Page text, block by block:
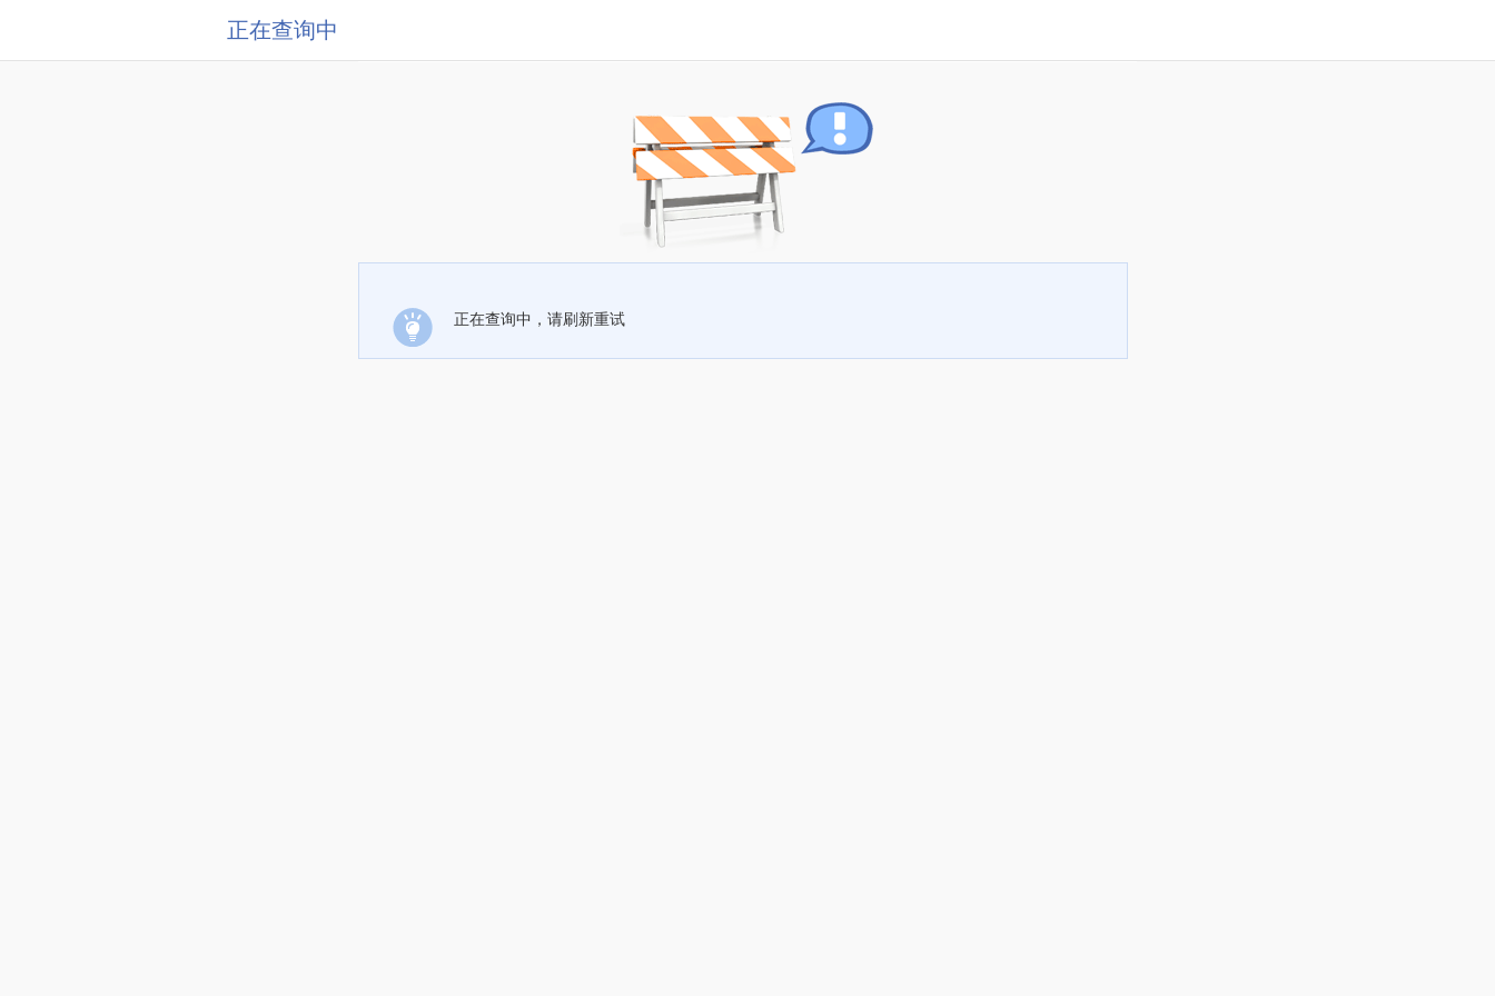
正在查询中
正在查询中，请刷新重试